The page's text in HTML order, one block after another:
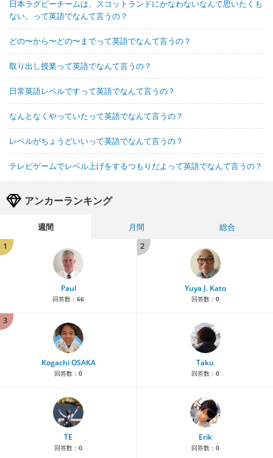
日本ラグビーチームは、スコットランドにかなわないなんて思いたくも
ない。って英語でなんて言うの？
どの〜から〜どの〜までって英語でなんて言うの？
取り出し授業って英語でなんて言うの？
日常英語レベルですって英語でなんて言うの？
なんとなくやっていたって英語でなんて言うの？
レベルがちょうどいいって英語でなんて言うの？
テレビゲームでレベル上げをするつもりだよって英語でなんて言うの？
アンカーランキング
週間 月間
総合
1
Paul
回答数： 66
2
Yuya J. Kato
回答数： 0
3
Kogachi OSAKA
回答数： 0
Taku
回答数： 0
TE
回答数： 0
Erik
回答数： 0